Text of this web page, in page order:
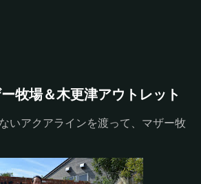
牧場＆木更津アウトレット
いアクアラインを渡って、マザー牧